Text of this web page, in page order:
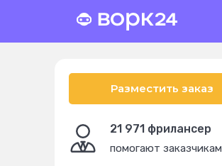
Разместить заказ
21 971 фрилансер
помогают заказчикам